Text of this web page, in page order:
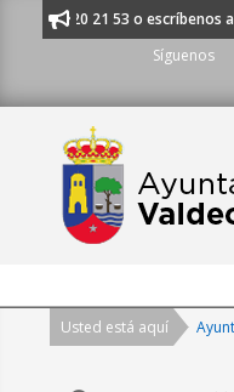
al 91 620 21 53 o escríbenos a
Síguenos
Navigation
Usted está aquí